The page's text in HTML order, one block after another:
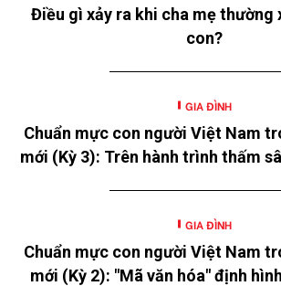
Điều gì xảy ra khi cha mẹ thường
con?
GIA ĐÌNH
Chuẩn mực con người Việt Nam
mới (Kỳ 3): Trên hành trình thấm
GIA ĐÌNH
Chuẩn mực con người Việt Nam
mới (Kỳ 2): "Mã văn hóa" định